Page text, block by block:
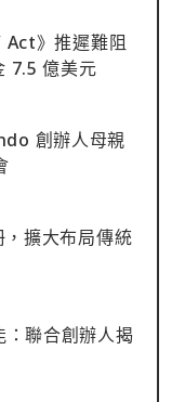
Act》推遲難阻
7.5 億美元
創辦人母親
擴大布局傳統
聯合創辦人揭